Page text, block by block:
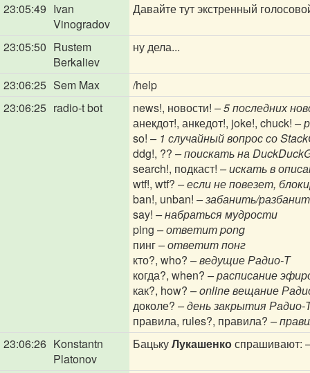
23:05:49 Ivan
Vinogradov
Давайте тут экстренный
23:05:50 Rustem
Berkaliev
ну дела...
23:06:25 Sem Max
/help
23:06:25 radio-t bot news!, новости! – 5 последних
анекдот!, анкедот!, joke!, chuck! –
so! – 1 случайный вопрос со
ddg!, ?? – поискать на
search!, подкаст! – искать в
wtf!, wtf? – если не повезет,
ban!, unban! – забанить/
say! – набраться мудрости
ping – ответит pong
пинг– ответит понг
кто?, who? – ведущие Радио-Т
когда?, when? – расписание
как?, how? – online вещание
доколе? – день закрытия Радио-
правила, rules?, правила? –
23:06:26 Konstantn
Platonov
БацькуЛукашенкоспрашивают: